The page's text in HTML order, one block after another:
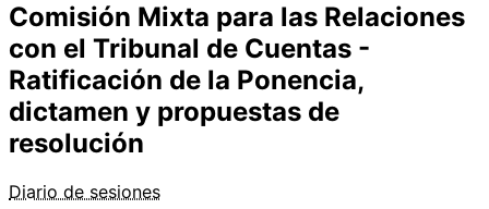
Comisión Mixta para las Relaciones
con el Tribunal de Cuentas -
Ratificación de la Ponencia,
dictamen y propuestas de
resolución
Diario de sesiones